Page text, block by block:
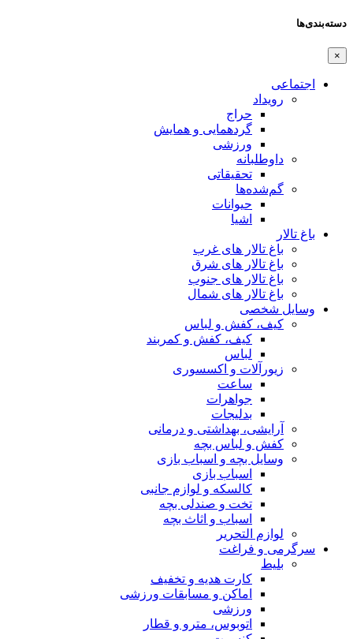
دسته‌بندی‌ها
×
اجتماعی
رویداد
حراج
گردهمایی و همایش
ورزشی
داوطلبانه
تحقیقاتی
گم‌شده‌ها
حیوانات
اشیا
باغ تالار
باغ تالار های غرب
باغ تالار های شرق
باغ تالار های جنوب
باغ تالار های شمال
وسایل شخصی
کیف، کفش و لباس
کیف، کفش و کمربند
لباس
زیورآلات و اکسسوری
ساعت
جواهرات
بدلیجات
آرایشی، بهداشتی و درمانی
کفش و لباس بچه
وسایل بچه و اسباب بازی
اسباب بازی
کالسکه و لوازم جانبی
تخت و صندلی بچه
اسباب و اثاث بچه
لوازم التحریر
سرگرمی و فراغت
بلیط
کارت هدیه و تخفیف
اماکن و مسابقات ورزشی
ورزشی
اتوبوس، مترو و قطار